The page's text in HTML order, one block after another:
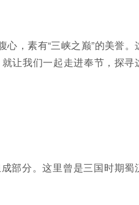
，素有“三峡之巅”的美誉。
让我们一起走进奉节，探寻
部分。这里曾是三国时期蜀